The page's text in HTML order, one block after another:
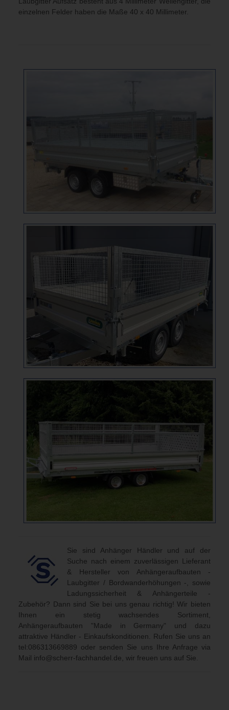
einzelnen Felder haben die Maße 40 x 40 Millimeter.
Sie sind Anhänger Händler und auf der
Suche nach einem zuverlässigen Lieferant
& Hersteller von Anhängeraufbauten -
Laubgitter / Bordwanderhöhungen -, sowie
Ladungssicherheit & Anhängerteile -
Zubehör? Dann sind Sie bei uns genau richtig! Wir bieten
Ihnen ein stetig wachsendes Sortiment,
Anhängeraufbauten "Made in Germany" und dazu
attraktive Händler - Einkaufskonditionen. Rufen Sie uns an
tel:086313669889 oder senden Sie uns Ihre Anfrage via
Mail info@scherr-fachhandel.de , wir freuen uns auf Sie.